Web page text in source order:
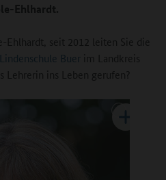
Ehlhardt.
Ehlhardt, seit 2012 leiten Sie die
Lindenschule Buer im Landkreis
Lehrerin ins Leben gerufen?